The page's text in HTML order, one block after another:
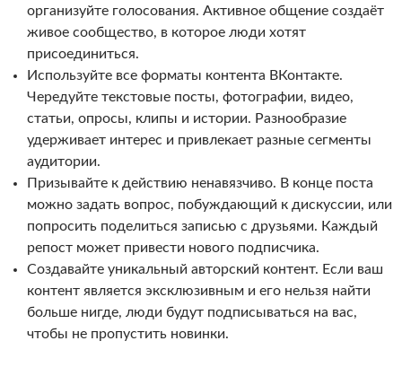
организуйте голосования. Активное общение создаёт
живое сообщество, в которое люди хотят
присоединиться.
Используйте все форматы контента ВКонтакте.
Чередуйте текстовые посты, фотографии, видео,
статьи, опросы, клипы и истории. Разнообразие
удерживает интерес и привлекает разные сегменты
аудитории.
Призывайте к действию ненавязчиво. В конце поста
можно задать вопрос, побуждающий к дискуссии, или
попросить поделиться записью с друзьями. Каждый
репост может привести нового подписчика.
Создавайте уникальный авторский контент. Если ваш
контент является эксклюзивным и его нельзя найти
больше нигде, люди будут подписываться на вас,
чтобы не пропустить новинки.